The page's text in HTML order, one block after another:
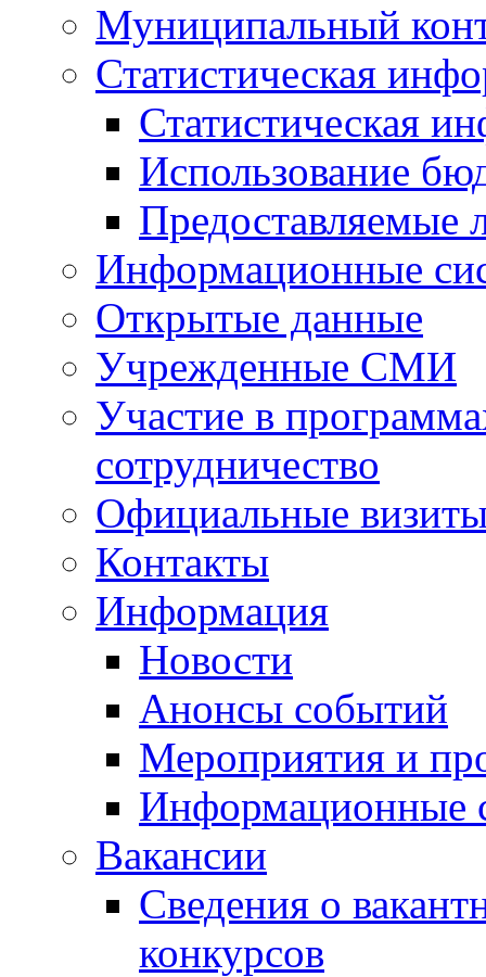
Муниципальный
Статистическая
Статистическая
Использование
Предоставляемые
Информационные
Открытые данные
Учрежденные СМИ
Участие в
сотрудничество
Официальные
Контакты
Информация
Новости
Анонсы событий
Мероприятия и
Информационные
Вакансии
Сведения о
конкурсов